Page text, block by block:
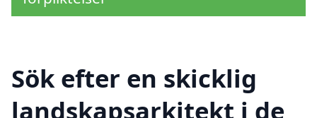
Sök efter en skicklig
landskapsarkitekt i de